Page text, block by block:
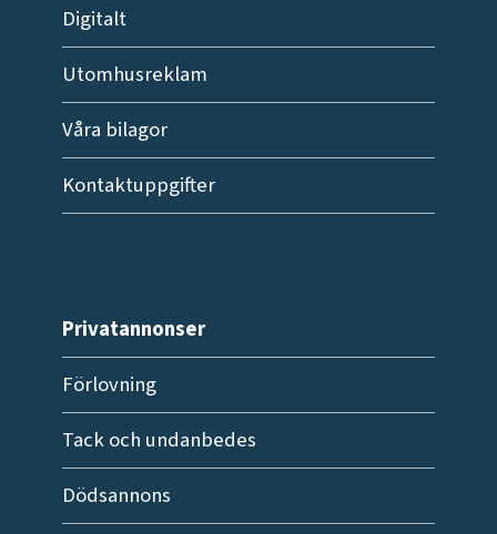
Digitalt
Utomhusreklam
Våra bilagor
Kontaktuppgifter
Privatannonser
Förlovning
Tack och undanbedes
Dödsannons